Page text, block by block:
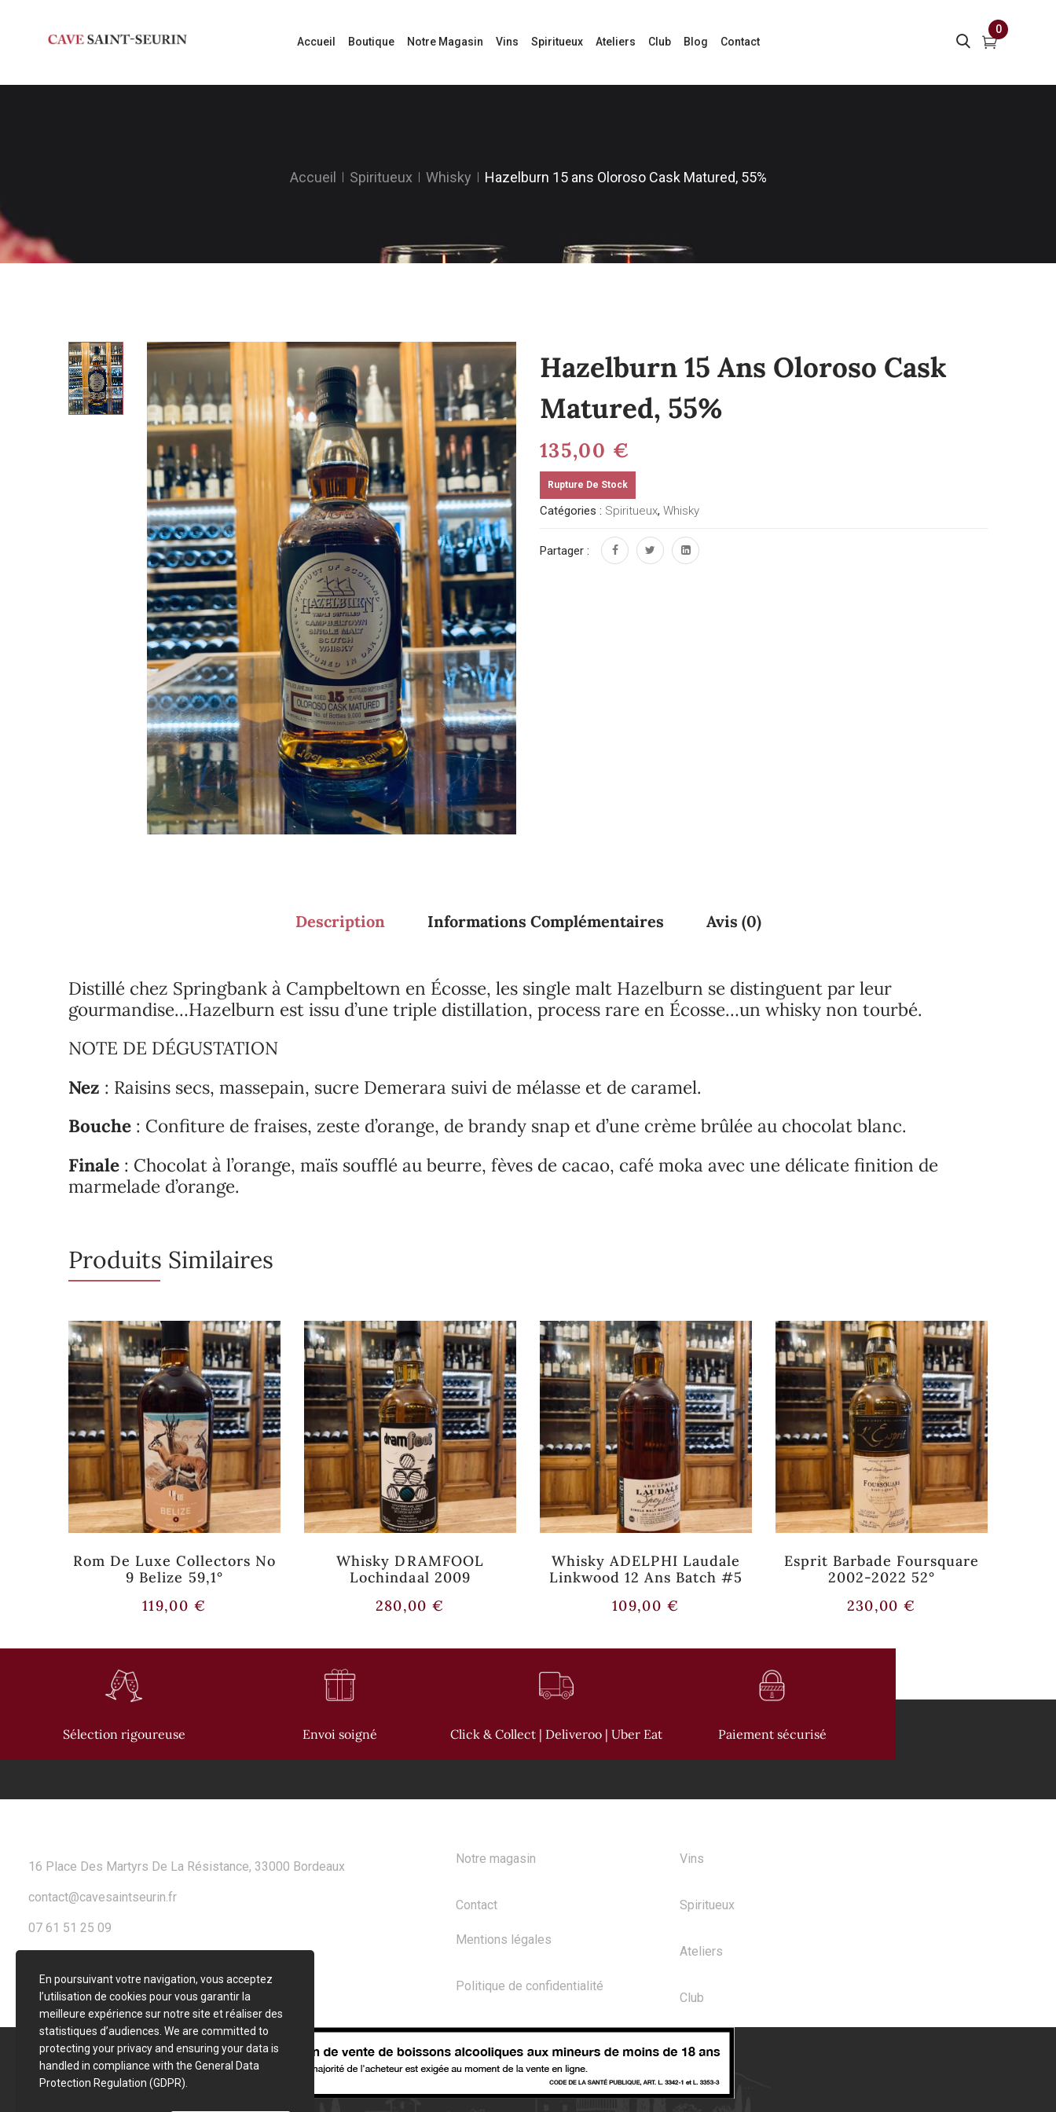
Accueil Boutique Notre Magasin Vins Spiritueux Ateliers Club Blog Contact
0
Accueil Spiritueux Whisky Hazelburn 15 ans Oloroso Cask Matured, 55%
Hazelburn 15 Ans Oloroso Cask
Matured, 55%
135,00 €
Rupture De Stock
Catégories : Spiritueux, Whisky
Partager :
Description Informations Complémentaires Avis (0)
Distillé chez Springbank à Campbeltown en Écosse, les single malt Hazelburn se distinguent par leur
gourmandise…Hazelburn est issu d’une triple distillation, process rare en Écosse…un whisky non tourbé.
NOTE DE DÉGUSTATION
Nez : Raisins secs, massepain, sucre Demerara suivi de mélasse et de caramel.
Bouche : Confiture de fraises, zeste d’orange, de brandy snap et d’une crème brûlée au chocolat blanc.
Finale : Chocolat à l’orange, maïs soufflé au beurre, fèves de cacao, café moka avec une délicate finition de
marmelade d’orange.
Produits Similaires
Rom De Luxe Collectors No
9 Belize 59,1°
119,00 €
Whisky DRAMFOOL
Lochindaal 2009
280,00€
Rupture de stock
Whisky ADELPHI Laudale
Linkwood 12 Ans Batch #5
109,00 €
Esprit Barbade Foursquare
2002-2022 52°
230,00€
Sélection rigoureuse Envoi soigné Click & Collect | Deliveroo | Uber Eat Paiement sécurisé
16 Place Des Martyrs De La Résistance, 33000 Bordeaux
contact@cavesaintseurin.fr
07 61 51 25 09
Notre magasin
Contact
Mentions légales
Politique de confidentialité
Vins
Spiritueux
Ateliers
Club
En poursuivant votre navigation, vous acceptez
l’utilisation de cookies pour vous garantir la
meilleure expérience sur notre site et réaliser des
statistiques d’audiences. We are committed to
protecting your privacy and ensuring your data is
handled in compliance with the General Data
Protection Regulation (GDPR)